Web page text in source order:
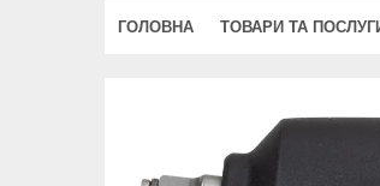
ГОЛОВНА ТОВАРИ ТА